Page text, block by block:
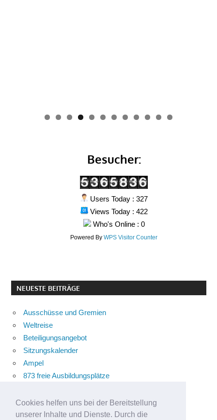
Cookies helfen uns bei der Bereitstellung
unserer Inhalte und Dienste. Durch die
0 1 2
Besucher:
Users Today : 327
Views Today : 422
Who's Online : 0
Powered ByWPS Visitor Counter
NEUESTE BEITRÄGE
Ausschüsse und Gremien
Weltreise
Beteiligungsangebot
Sitzungskalender
Ampel
873 freie Ausbildungsplätze
Aktuelle Verkehrsmeldungen
Terracliff